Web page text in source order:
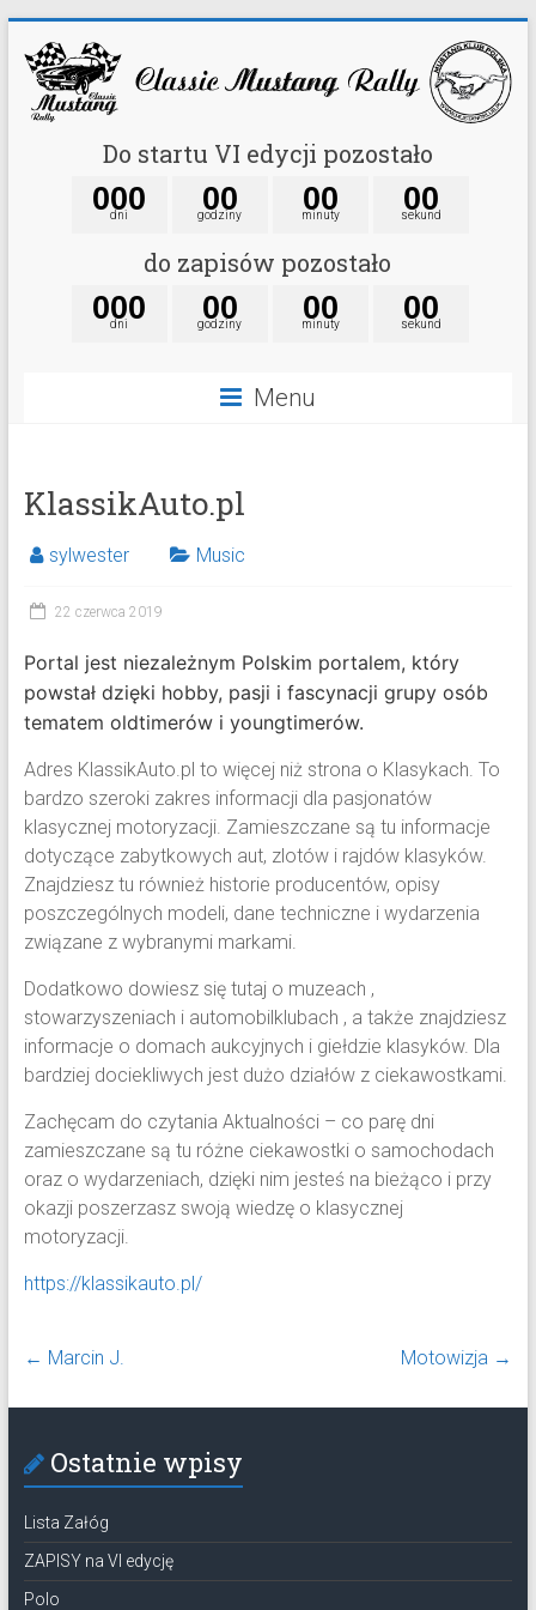
Do startu VI edycji pozostało
dni
000 godziny
00 minuty
00 sekund
00
do zapisów pozostało
dni
000 godziny
00 minuty
00 sekund
00
Menu
KlassikAuto.pl
sylwester Music
22 czerwca 2019
Portal jest niezależnym Polskim portalem, który
powstał dzięki hobby, pasji i fascynacji grupy osób
tematem oldtimerów i youngtimerów.
Adres KlassikAuto.pl to więcej niż strona o Klasykach. To
bardzo szeroki zakres informacji dla pasjonatów
klasycznej motoryzacji. Zamieszczane są tu informacje
dotyczące zabytkowych aut, zlotów i rajdów klasyków.
Znajdziesz tu również historie producentów, opisy
poszczególnych modeli, dane techniczne i wydarzenia
związane z wybranymi markami.
Dodatkowo dowiesz się tutaj o muzeach ,
stowarzyszeniach i automobilklubach , a także znajdziesz
informacje o domach aukcyjnych i giełdzie klasyków. Dla
bardziej dociekliwych jest dużo działów z ciekawostkami.
Zachęcam do czytania Aktualności – co parę dni
zamieszczane są tu różne ciekawostki o samochodach
oraz o wydarzeniach, dzięki nim jesteś na bieżąco i przy
okazji poszerzasz swoją wiedzę o klasycznej
motoryzacji.
https://klassikauto.pl/
← Marcin J. Motowizja →
Ostatnie wpisy
Lista Załóg
ZAPISY na VI edycję
Polo